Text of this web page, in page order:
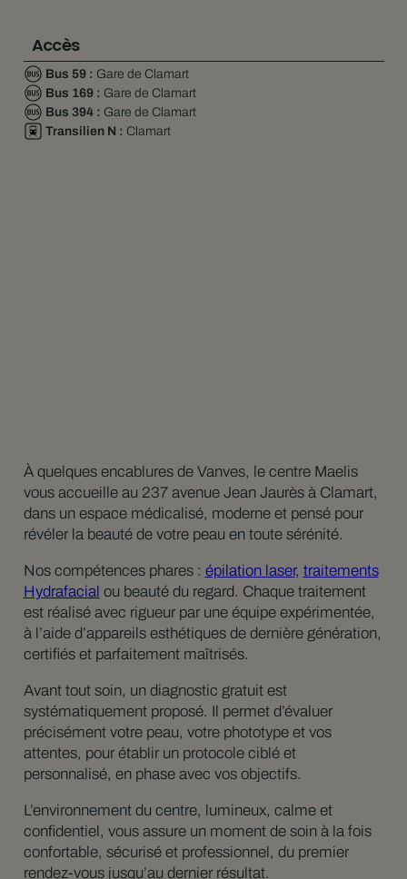
Accès
Bus 59 : Gare de Clamart
Bus 169 : Gare de Clamart
Bus 394 : Gare de Clamart
Transilien N : Clamart
À quelques encablures de Vanves, le centre Maelis
vous accueille au 237 avenue Jean Jaurès à Clamart,
dans un espace médicalisé, moderne et pensé pour
révéler la beauté de votre peau en toute sérénité.
Nos compétences phares : épilation laser, traitements
Hydrafacial ou beauté du regard. Chaque traitement
est réalisé avec rigueur par une équipe expérimentée,
à l’aide d’appareils esthétiques de dernière génération,
certifiés et parfaitement maîtrisés.
Avant tout soin, un diagnostic gratuit est
systématiquement proposé. Il permet d’évaluer
précisément votre peau, votre phototype et vos
attentes, pour établir un protocole ciblé et
personnalisé, en phase avec vos objectifs.
L’environnement du centre, lumineux, calme et
confidentiel, vous assure un moment de soin à la fois
confortable, sécurisé et professionnel, du premier
rendez-vous jusqu’au dernier résultat.